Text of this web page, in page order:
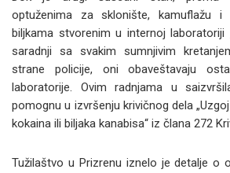
optuženima za sklonište, kamuflažu i
biljkama stvorenim u internoj laboratoriji
saradnji sa svakim sumnjivim
strane policije, oni obaveštavaju
laboratorije. Ovim radnjama u
pomognu u izvršenju krivičnog dela
kokaina ili biljaka kanabisa“ iz člana 272
Tužilaštvo u Prizrenu iznelo je detalje o